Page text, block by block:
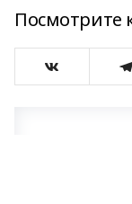
Посмотрите